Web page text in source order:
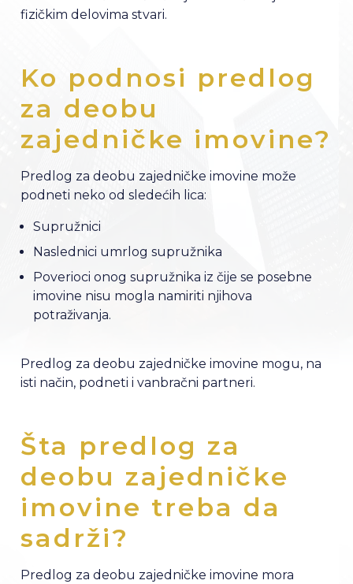
fizičkim delovima stvari.
Ko podnosi predlog
za deobu
zajedničke imovine?
Predlog za deobu zajedničke imovine može
podneti neko od sledećih lica:
Supružnici
Naslednici umrlog supružnika
Poverioci onog supružnika iz čije se posebne
imovine nisu mogla namiriti njihova
potraživanja.
Predlog za deobu zajedničke imovine mogu, na
isti način, podneti i vanbračni partneri.
Šta predlog za
deobu zajedničke
imovine treba da
sadrži?
Predlog za deobu zajedničke imovine mora